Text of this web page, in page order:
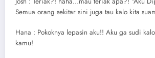
Semua orang sekitar sini juga tau kalo kita
Hana : Pokoknya lepasin aku!! Aku ga sudi
kamu!